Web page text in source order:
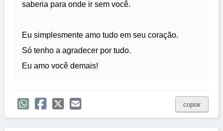
saberia para onde ir sem você.
Eu simplesmente amo tudo em seu coração.
Só tenho a agradecer por tudo.
Eu amo você demais!
copiar